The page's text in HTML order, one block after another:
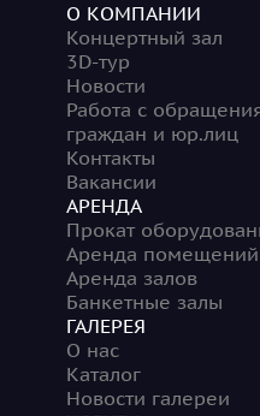
О КОМПАНИИ
Концертный зал
3D-тур
Новости
Работа с
граждан и юр.лиц
Контакты
Вакансии
АРЕНДА
Прокат
Аренда помещений
Аренда залов
Банкетные залы
ГАЛЕРЕЯ
О нас
Каталог
Новости галереи